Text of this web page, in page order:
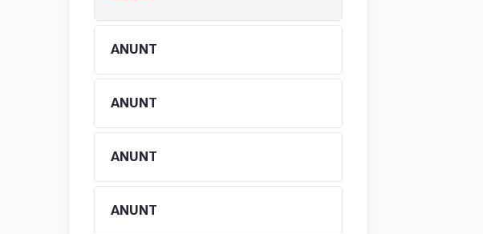
ANUNT
ANUNT
ANUNT
ANUNT